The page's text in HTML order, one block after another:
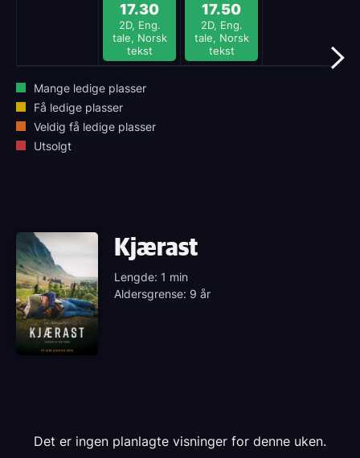
17.30
2D, Eng.
tale, Norsk
tekst
17.50
2D, Eng.
tale, Norsk
tekst
Mange ledige plasser
Få ledige plasser
Veldig få ledige plasser
Utsolgt
Kjærast
Lengde: 1 min
Aldersgrense: 9 år
Det er ingen planlagte visninger for denne uken.